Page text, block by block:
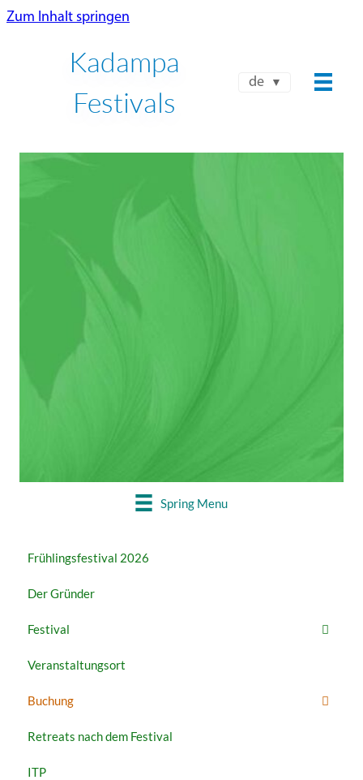
Zum Inhalt springen
Kadampa
Festivals
de
FRÜHLINGSFEST 2026
Spring Menu
Frühlingsfestival 2026
Der Gründer
Festival
Veranstaltungsort
Buchung
Retreats nach dem Festival
ITP